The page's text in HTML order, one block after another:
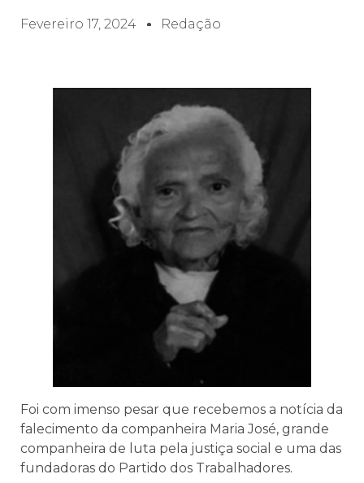
Fevereiro 17, 2024 Redação
Foi com imenso pesar que recebemos a notícia da
falecimento da companheira Maria José, grande
companheira de luta pela justiça social e uma das
fundadoras do Partido dos Trabalhadores.